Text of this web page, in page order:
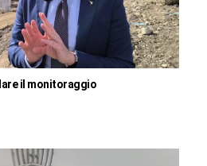
il monitoraggio